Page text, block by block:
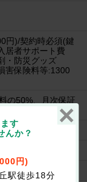
円)/契約時必須(鍵
居者サポート費
・防災グッズ
害保険料等:1300
の50%、月次保証
す
んか？
円)
駅徒歩18分